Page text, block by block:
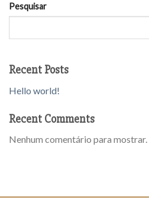
Pesquisar
Recent Posts
Hello world!
Recent Comments
Nenhum comentário para mostrar.